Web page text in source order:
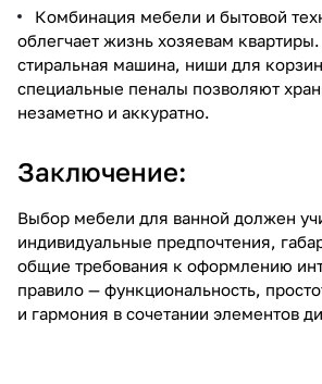
Комбинация мебели и бытовой
облегчает жизнь хозяевам
стиральная машина, ниши для
специальные пеналы позволяют
незаметно и аккуратно.
Заключение:
Выбор мебели для ванной должен
индивидуальные предпочтения,
общие требования к оформлению
правило — функциональность,
и гармония в сочетании элементов